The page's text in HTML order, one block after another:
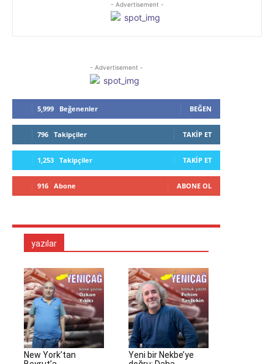
- Advertisement -
- Advertisement -
5,999 Beğenenler BEĞEN
796 Takipçiler TAKIP ET
1,253 Takipçiler TAKIP ET
916 Abone ABONE OL
yazılar
New York’tan
Yeni bir Nekbe’ye